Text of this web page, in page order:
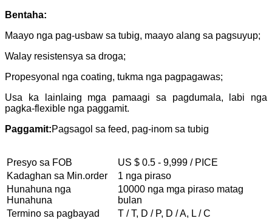
Bentaha:
Maayo nga pag-usbaw sa tubig, maayo alang sa pagsuyup;
Walay resistensya sa droga;
Propesyonal nga coating, tukma nga pagpagawas;
Usa ka lainlaing mga pamaagi sa pagdumala, labi nga
pagka-flexible nga paggamit.
Paggamit:Pagsagol sa feed, pag-inom sa tubig
Presyo sa FOB
US $ 0.5 - 9,999 / PICE
Kadaghan sa Min.order
1 nga piraso
Hunahuna nga
Hunahuna
10000 nga mga piraso matag
bulan
Termino sa pagbayad
T / T, D / P, D / A, L / C